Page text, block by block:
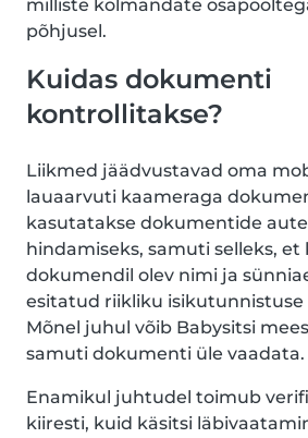
milliste kolmandate
põhjusel.
Kuidas dokumenti
kontrollitakse?
Liikmed jäädvustavad oma
lauaarvuti kaameraga
kasutatakse dokumentide
hindamiseks, samuti selleks, et
dokumendil olev nimi ja
esitatud riikliku
Mõnel juhul võib Babysitsi
samuti dokumenti üle vaadata.
Enamikul juhtudel toimub
kiiresti, kuid käsitsi